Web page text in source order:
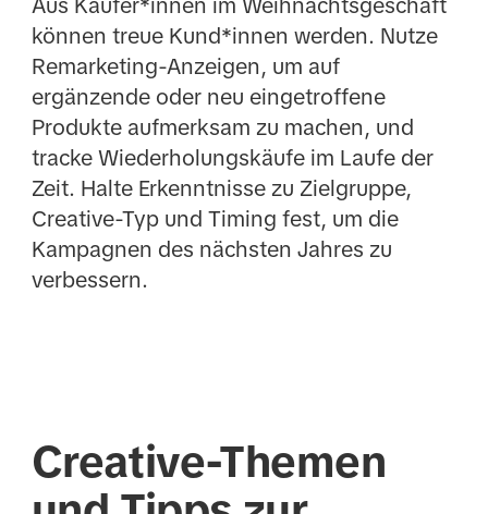
Aus Käufer*innen im Weihnachtsgeschäft
können treue Kund*innen werden. Nutze
Remarketing-Anzeigen, um auf
ergänzende oder neu eingetroffene
Produkte aufmerksam zu machen, und
tracke Wiederholungskäufe im Laufe der
Zeit. Halte Erkenntnisse zu Zielgruppe,
Creative-Typ und Timing fest, um die
Kampagnen des nächsten Jahres zu
verbessern.
Creative-Themen